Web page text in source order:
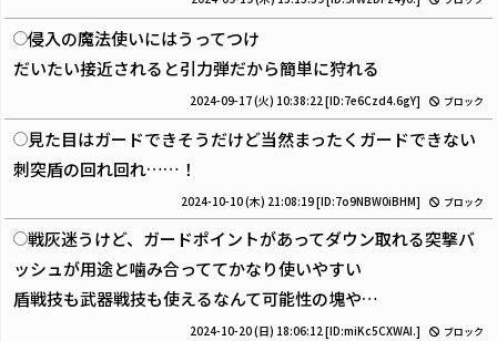
侵入の魔法使いにはうってつけ
だいたい接近されると引力弾だから簡単に狩れる
2024-09-17 (火) 10:38:22[ID:7e6Czd4.6gY] ブロック
見た目はガードできそうだけど当然まったくガードできない
刺突盾の回れ回れ……！
2024-10-10 (木) 21:08:19[ID:7o9NBW0iBHM] ブロック
戦灰迷うけど、ガードポイントがあってダウン取れる突撃バ
ッシュが用途と噛み合っててかなり使いやすい
盾戦技も武器戦技も使えるなんて可能性の塊や…
2024-10-20 (日) 18:06:12[ID:miKc5CXWAI.] ブロック